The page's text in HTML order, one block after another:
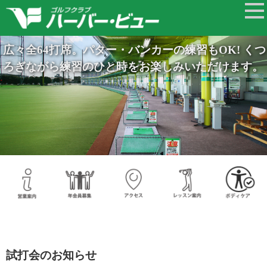
広々全64打席。パター・バンカーの練習もOK! くつ
ろぎながら練習のひと時をお楽しみいただけます。
試打会のお知らせ